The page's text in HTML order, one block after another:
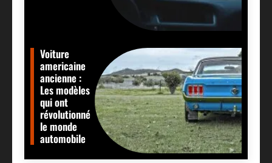
Voiture
americaine
ancienne :
Les modèles
qui ont
révolutionné
le monde
automobile